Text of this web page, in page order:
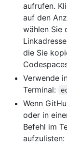
aufrufen.
auf den
wählen Sie
die Sie
Verwende
Terminal:
Wenn
oder in
Befehl im
aufzulisten: